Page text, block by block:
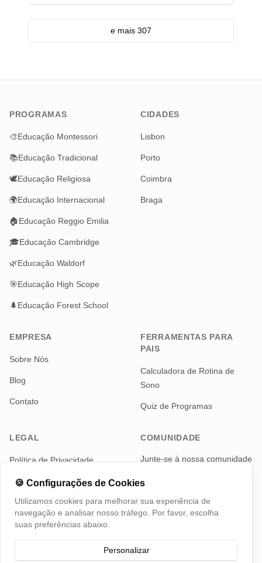
e mais 307
PROGRAMAS
🎨Educação Montessori
📚Educação Tradicional
🕊️Educação Religiosa
🌍Educação Internacional
🏠Educação Reggio Emilia
🎓Educação Cambridge
🌿Educação Waldorf
🎯Educação High Scope
🌲Educação Forest School
CIDADES
Lisbon
Porto
Coimbra
Braga
EMPRESA
Sobre Nós
Blog
Contato
FERRAMENTAS PARA
PAIS
Calculadora de Rotina de
Sono
Quiz de Programas
LEGAL
Política de Privacidade
Termos de Serviço
COMUNIDADE
Junte-se à nossa comunidade
atualizações
Telegram
🍪 Configurações de Cookies
Utilizamos cookies para melhorar sua experiência de
navegação e analisar nosso tráfego. Por favor, escolha
suas preferências abaixo.
Personalizar